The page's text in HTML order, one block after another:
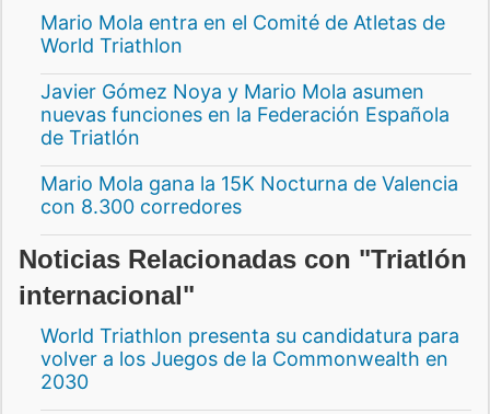
Mario Mola entra en el Comité de Atletas de
World Triathlon
Javier Gómez Noya y Mario Mola asumen
nuevas funciones en la Federación Española
de Triatlón
Mario Mola gana la 15K Nocturna de Valencia
con 8.300 corredores
Noticias Relacionadas con "Triatlón
internacional"
World Triathlon presenta su candidatura para
volver a los Juegos de la Commonwealth en
2030